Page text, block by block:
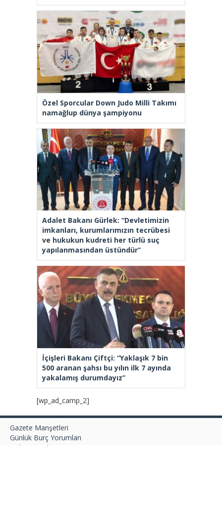
Özel Sporcular Down Judo Milli Takımı
namağlup dünya şampiyonu
Adalet Bakanı Gürlek: “Devletimizin
imkanları, kurumlarımızın tecrübesi
ve hukukun kudreti her türlü suç
yapılanmasından üstündür”
İçişleri Bakanı Çiftçi: “Yaklaşık 7 bin
500 aranan şahsı bu yılın ilk 7 ayında
yakalamış durumdayız”
[wp_ad_camp_2]
Gazete Manşetleri
Günlük Burç Yorumları
Haber Gönder